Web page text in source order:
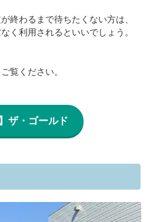
終わるまで待ちたくない方は、
く利用されるといいでしょう。
覧ください。
ザ・ゴールド